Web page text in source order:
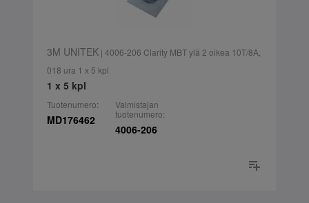
3M UNITEK| 4006-206 Clarity MBT ylä 2 oikea 10T/8A,
018 ura 1 x 5 kpl
1 x 5 kpl
Tuotenumero:
MD176462
Valmistajan
tuotenumero:
4006-206